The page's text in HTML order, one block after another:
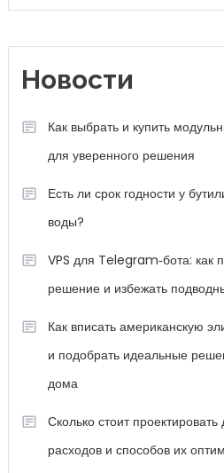
Новости
Как выбрать и купить
для уверенного решения
Есть ли срок годности у
воды?
VPS для Telegram‑бота: как
решение и избежать
Как вписать американскую
и подобрать идеальные
дома
Сколько стоит
расходов и способов их